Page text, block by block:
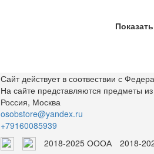
Сайт действует в соотвествии с
На сайте представляются предметы
Россия, Москва
osobstore@yandex.ru
+79160085939
2018-2025 ОООА
2018-